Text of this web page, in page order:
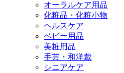
オーラルケア用品
化粧品・化粧小物
ヘルスケア
ベビー用品
美粧用品
手芸・和洋裁
シニアケア